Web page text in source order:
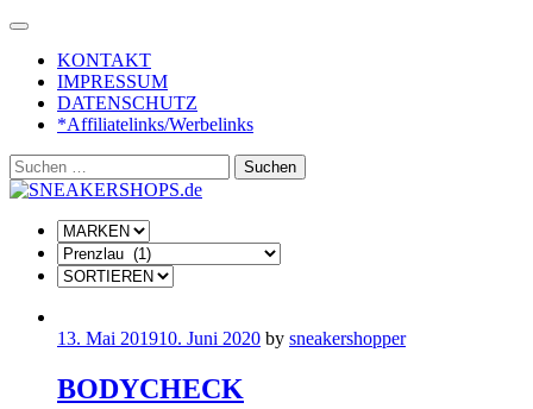
Skip
contentKONTAKT
IMPRESSUM
DATENSCHUTZ
*Affiliatelinks/Werbelinks
Suchen
nach:
13. Mai 201910. Juni 2020 by sneakershopper
BODYCHECK